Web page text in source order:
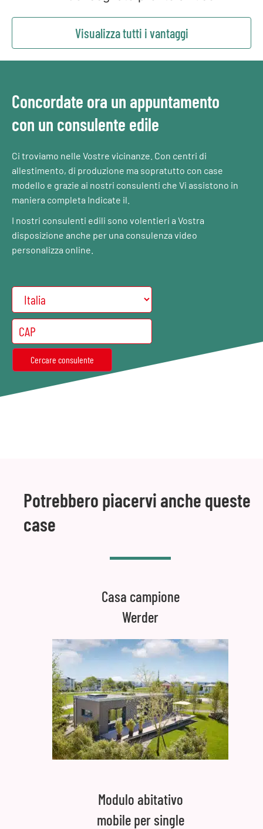
Visualizza tutti i vantaggi
Concordate ora un appuntamento
con un consulente edile
Ci troviamo nelle Vostre vicinanze. Con centri di
allestimento, di produzione ma sopratutto con case
modello e grazie ai nostri consulenti che Vi assistono in
maniera completa Indicate il.
I nostri consulenti edili sono volentieri a Vostra
disposizione anche per una consulenza video
personalizza online.
Potrebbero piacervi anche queste
case
Casa campione
Werder
Modulo abitativo
mobile per single